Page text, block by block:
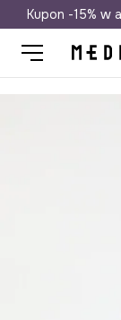
Kupon -15% w